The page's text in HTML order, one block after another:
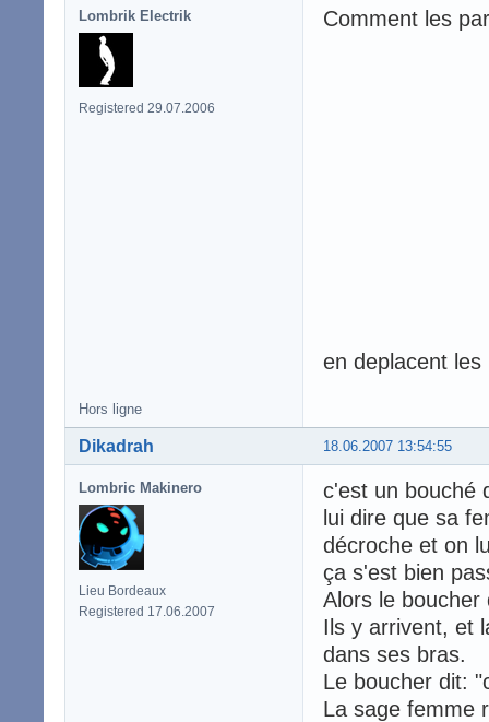
Lombrik Electrik
Registered 29.07.2006
Comment les
en deplacent les
Hors ligne
18.06.2007 13:54:55
Dikadrah
Lombric Makinero
Lieu Bordeaux
Registered 17.06.2007
c'est un bouché
lui dire que sa
décroche et on
ça s'est bien
Alors le boucher
Ils y arrivent, et
dans ses bras.
Le boucher dit:
La sage femme